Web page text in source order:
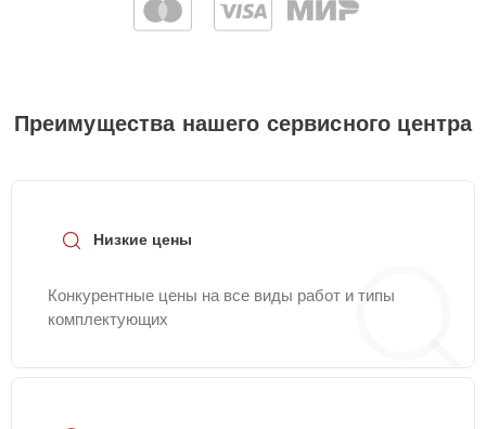
Преимущества нашего сервисного центра
Низкие цены
Конкурентные цены на все виды работ и типы
комплектующих